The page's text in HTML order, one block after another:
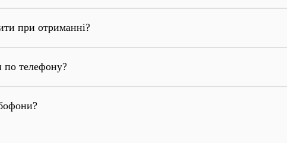
при отриманні?
телефону?